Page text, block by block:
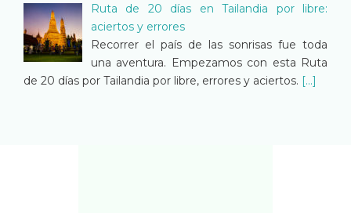
Ruta de 20 días en Tailandia por libre:
aciertos y errores
Recorrer el país de las sonrisas fue toda
una aventura. Empezamos con esta Ruta
de 20 días por Tailandia por libre, errores y aciertos. [...]